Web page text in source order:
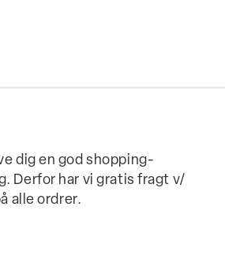
dig en god shopping-
Derfor har vi gratis fragt v/
alle ordrer.